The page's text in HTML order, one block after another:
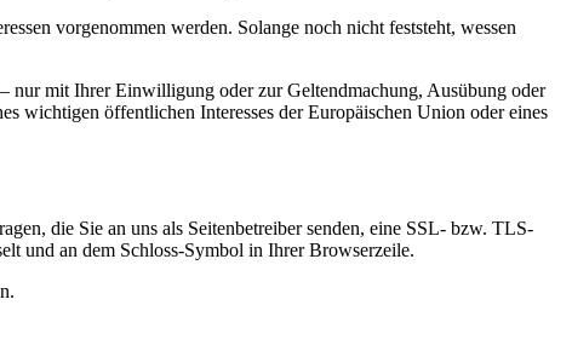
vorgenommen werden. Solange noch nicht feststeht, wessen
nur mit Ihrer Einwilligung oder zur Geltendmachung, Ausübung oder
wichtigen öffentlichen Interesses der Europäischen Union oder eines
die Sie an uns als Seitenbetreiber senden, eine SSL- bzw. TLS-
und an dem Schloss-Symbol in Ihrer Browserzeile.